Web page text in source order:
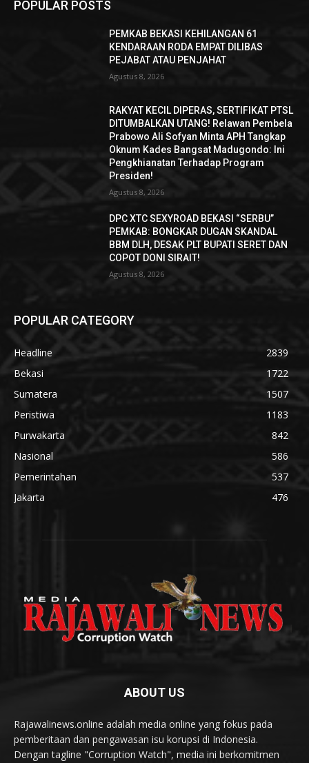
POPULAR POSTS
PEMKAB BEKASI KEHILANGAN 61
KENDARAAN RODA EMPAT DILIBAS
PEJABAT ATAU PENJAHAT
Agustus 8, 2026
RAKYAT KECIL DIPERAS, SERTIFIKAT PTSL
DITUMBALKAN UTANG! Relawan Pembela
Prabowo Ali Sofyan Minta APH Tangkap
Oknum Kades Bangsat Madugondo: Ini
Pengkhianatan Terhadap Program
Presiden!
Agustus 8, 2026
DPC XTC SEXYROAD BEKASI “SERBU”
PEMKAB: BONGKAR DUGAN SKANDAL
BBM DLH, DESAK PLT BUPATI SERET DAN
COPOT DONI SIRAIT!
Agustus 8, 2026
POPULAR CATEGORY
Headline
2839
Bekasi
1722
Sumatera
1507
Peristiwa
1183
Purwakarta
842
Nasional
586
Pemerintahan
537
Jakarta
476
ABOUT US
Rajawalinews.online adalah media online yang fokus pada
pemberitaan dan pengawasan isu korupsi di Indonesia.
Dengan tagline "Corruption Watch", media ini berkomitmen